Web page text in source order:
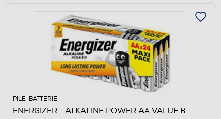
PILE-BATTERIE
ENERGIZER - ALKALINE POWER AA VALUE B